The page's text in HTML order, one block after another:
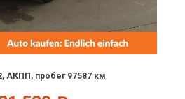
АКПП, пробег 97587 км